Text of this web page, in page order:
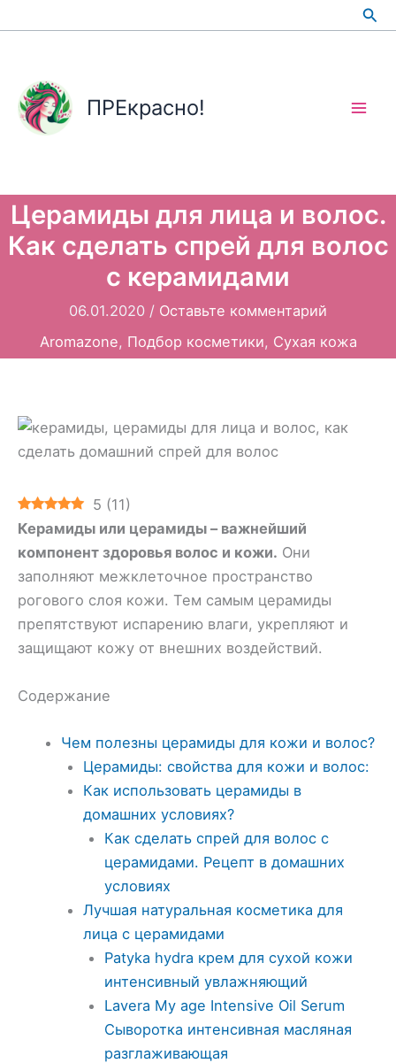
к
ПРЕкрасно!
Церамиды для лица и волос.
Как сделать спрей для волос
с керамидами
06.01.2020 / Оставьте комментарий
Aromazone, Подбор косметики, Сухая кожа
5 (11)
Керамиды или церамиды – важнейший
компонент здоровья волос и кожи. Они
заполняют межклеточное пространство
рогового слоя кожи. Тем самым церамиды
препятствуют испарению влаги, укрепляют и
защищают кожу от внешних воздействий.
Содержание
Чем полезны церамиды для кожи и волос?
Церамиды: свойства для кожи и волос:
Как использовать церамиды в
домашних условиях?
Как сделать спрей для волос с
церамидами. Рецепт в домашних
условиях
Лучшая натуральная косметика для
лица с церамидами
Patyka hydra крем для сухой кожи
интенсивный увлажняющий
Lavera My age Intensive Oil Serum
Сыворотка интенсивная масляная
разглаживающая